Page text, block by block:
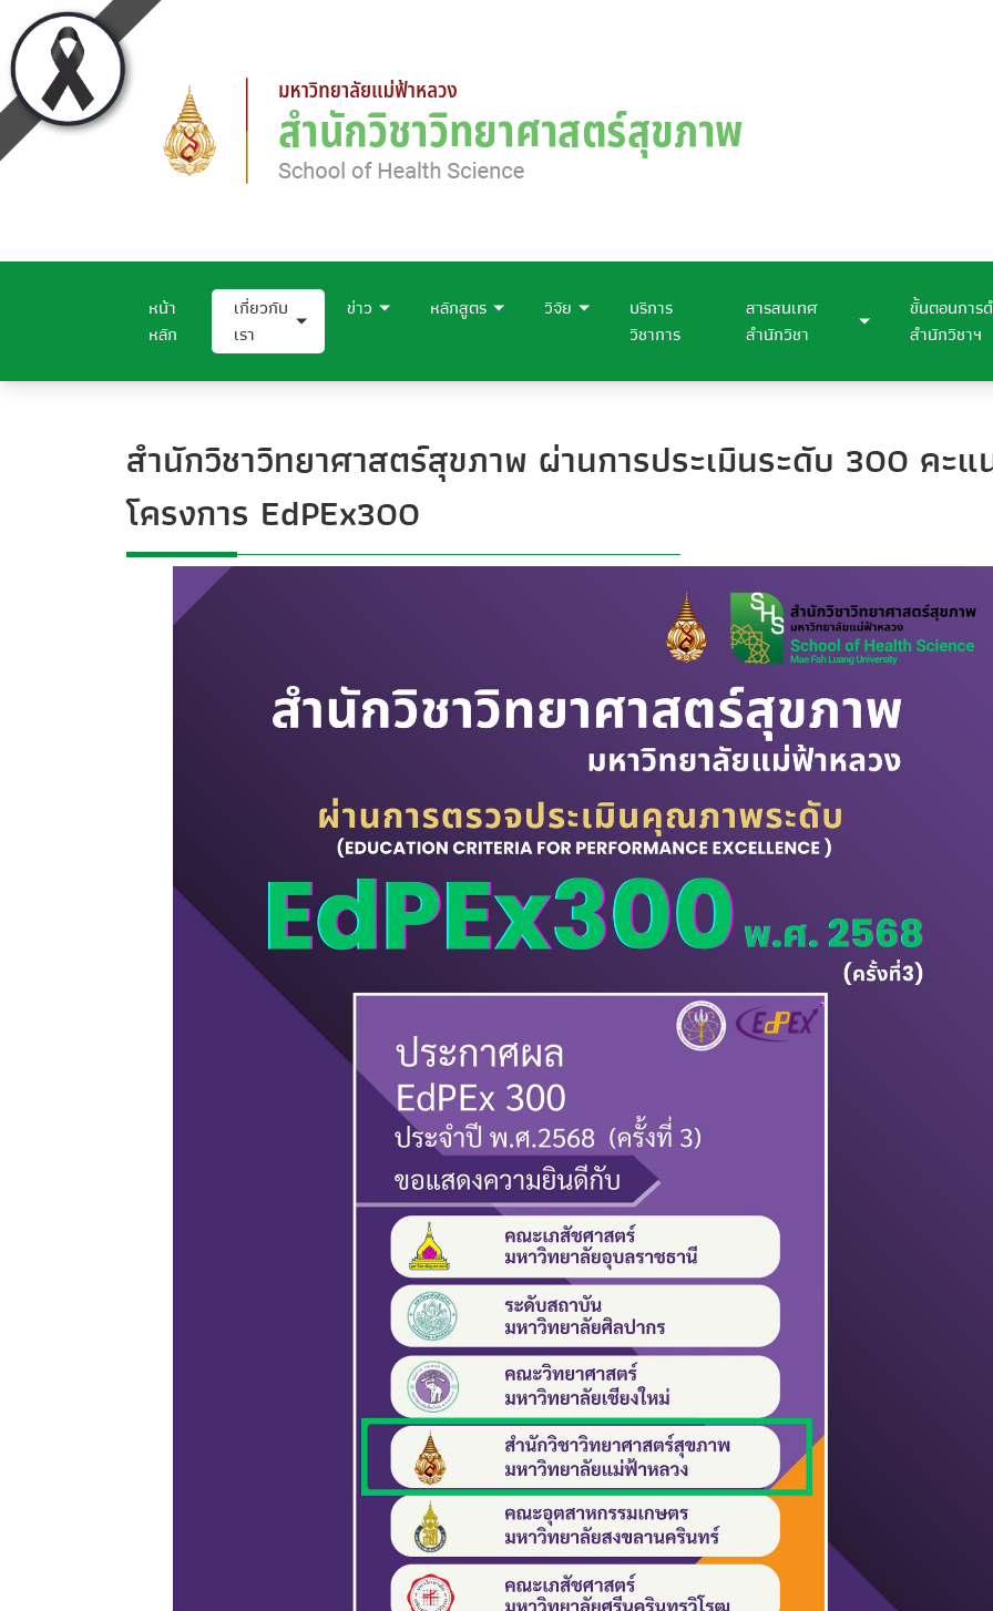
หน้า
หลัก
เกี่ยวกับ
เรา
ข่าว หลักสูตร วิจัย
บริการ
วิชาการ
สารสนเทศ
สำนักวิชา
ขั้นตอนการ
สำนักวิชาฯ
สำนักวิชาวิทยาศาสตร์สุขภาพ ผ่านการประเมินระดับ 300 คะ
โครงการ EdPEx300